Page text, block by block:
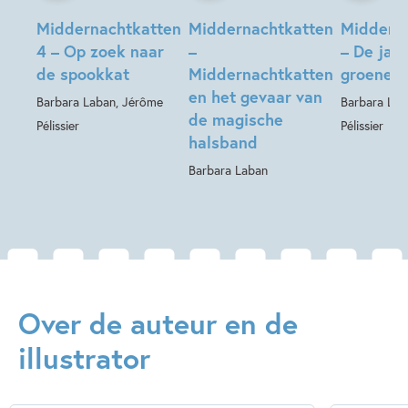
Middernachtkatten
4 – Op zoek naar
de spookkat
Barbara Laban, Jérôme
Pélissier
Middernachtkatten
–
Middernachtkatten
en het gevaar van
de magische
halsband
Barbara Laban
– De
groene
Barbara
Pélissier
Over de auteur en de
illustrator